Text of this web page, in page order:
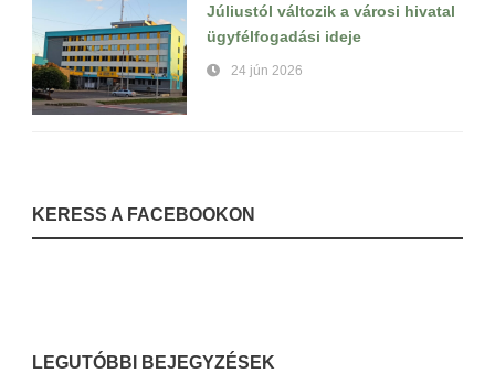
Júliustól változik a városi hivatal
ügyfélfogadási ideje
24 jún 2026
KERESS A FACEBOOKON
LEGUTÓBBI BEJEGYZÉSEK